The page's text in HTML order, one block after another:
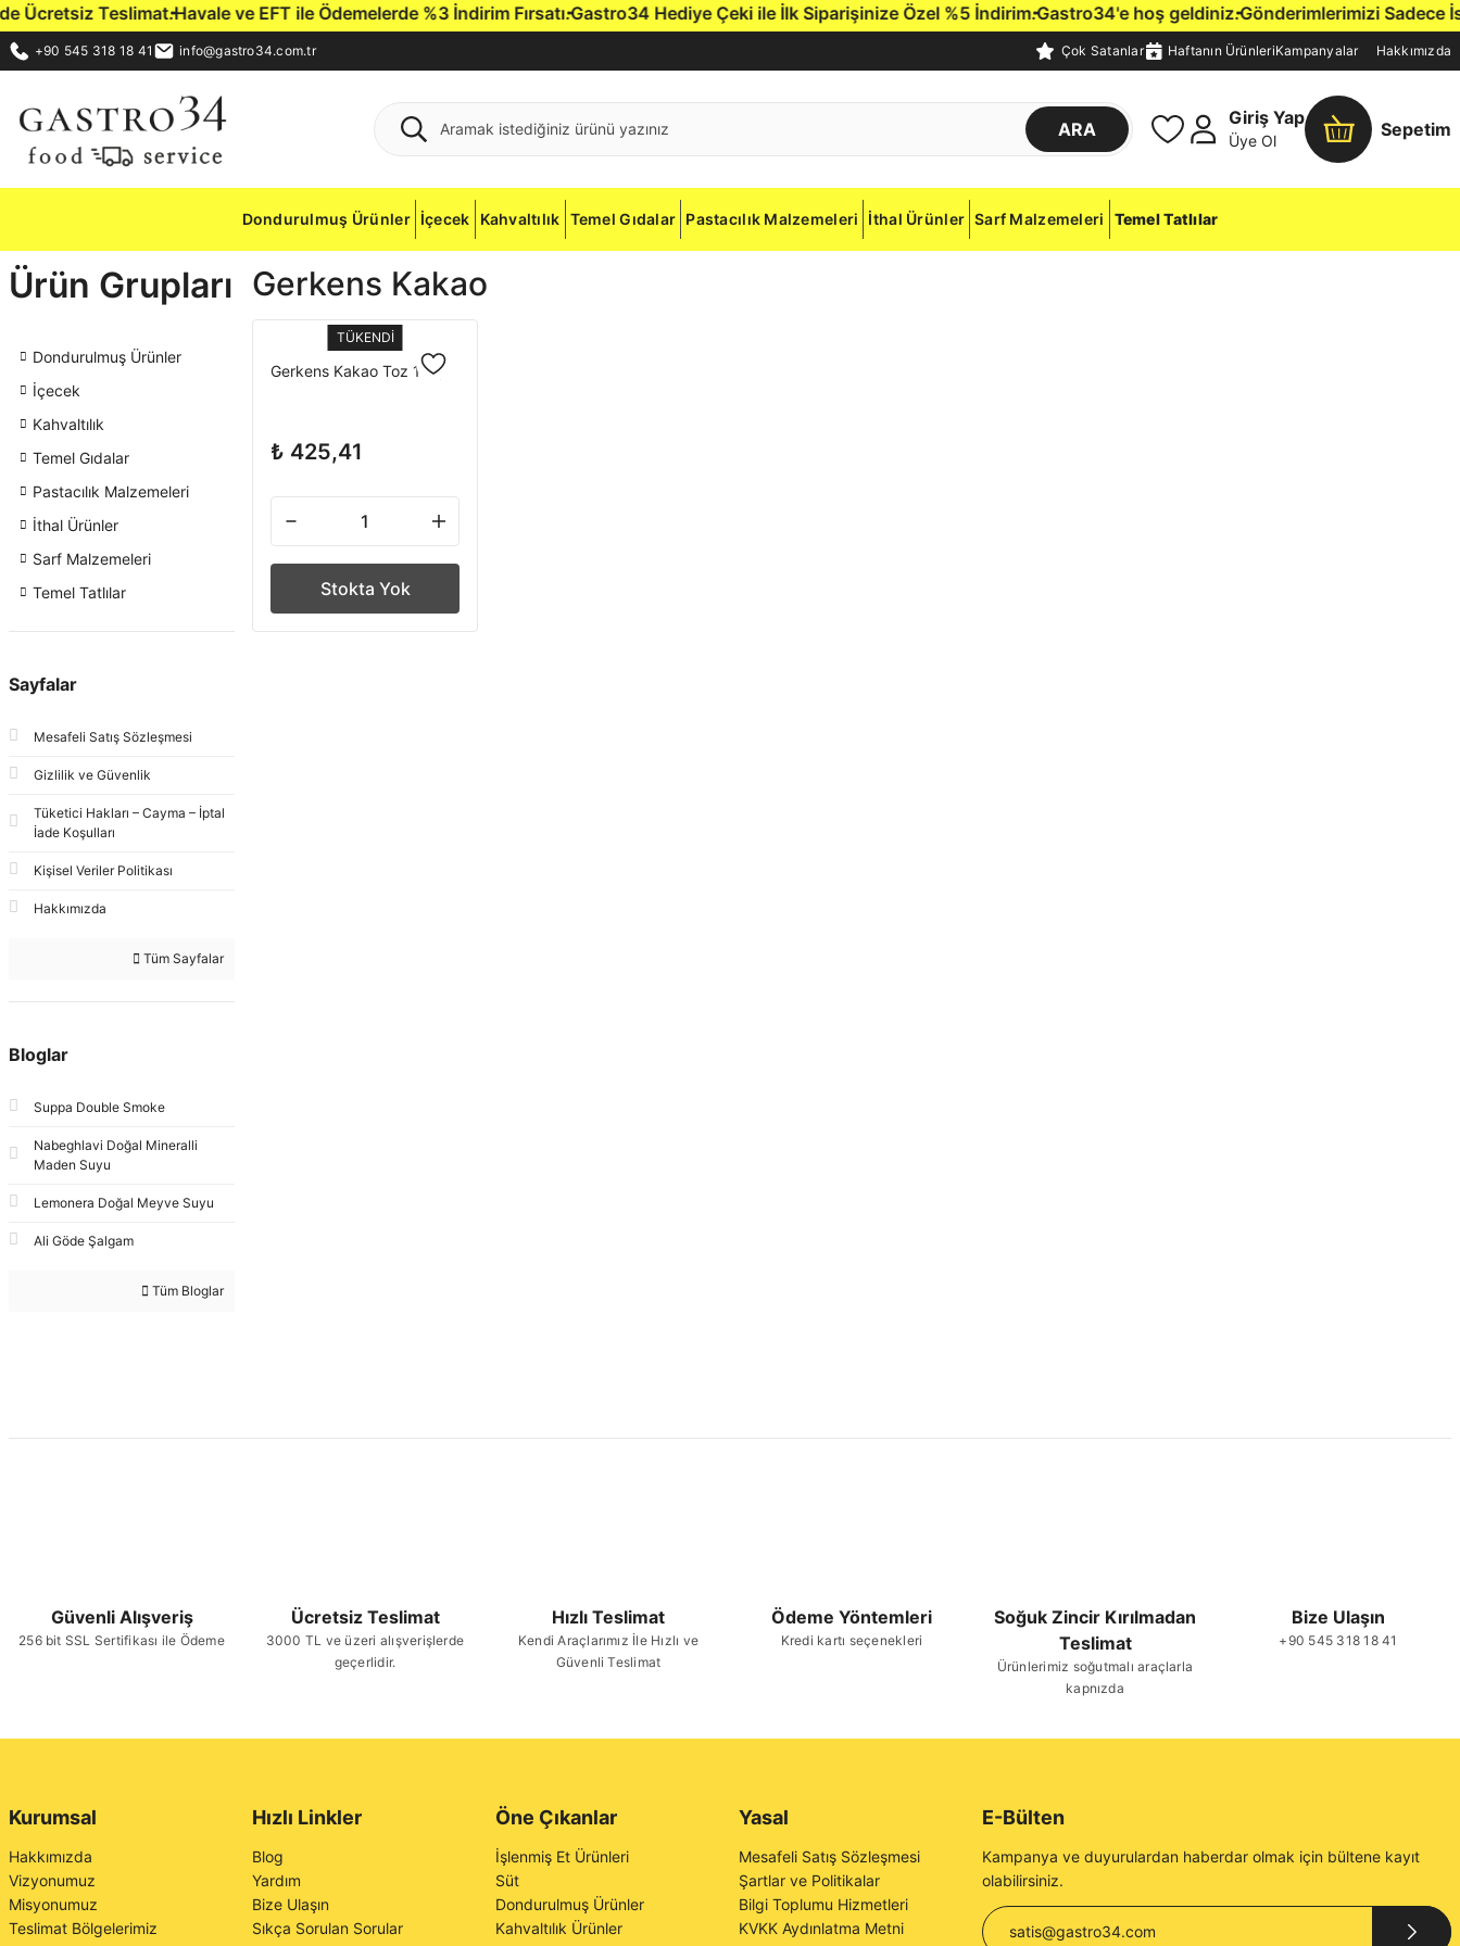
Teslimat.Havale ve EFT ile Ödemelerde %3 İndirim Fırsatı.Gastro34 Hediye Çeki ile İlk Siparişinize Özel %5 İndirim.Gastro34'e hoş geldiniz.Gönderimlerimizi Sadece
+90 545 318 18 41 info@gastro34.com.tr Çok Satanlar Haftanın ÜrünleriKampanyalar Hakkımızda
ARA
Giriş Yap
Üye Ol
Sepetim
Dondurulmuş Ürünler İçecek Kahvaltılık Temel Gıdalar Pastacılık Malzemeleri İthal Ürünler Sarf Malzemeleri Temel Tatlılar
Ürün Grupları
Dondurulmuş Ürünler
İçecek
Kahvaltılık
Temel Gıdalar
Pastacılık Malzemeleri
İthal Ürünler
Sarf Malzemeleri
Temel Tatlılar
Sayfalar
Mesafeli Satış Sözleşmesi
Gizlilik ve Güvenlik
Tüketici Hakları – Cayma – İptal
İade Koşulları
Kişisel Veriler Politikası
Hakkımızda
Tüm Sayfalar
Bloglar
Suppa Double Smoke
Nabeghlavi Doğal Mineralli
Maden Suyu
Lemonera Doğal Meyve Suyu
Ali Göde Şalgam
Tüm Bloglar
Gerkens Kakao
TÜKENDİ
Gerkens Kakao Toz 1 Kg
₺ 425,41
Stokta Yok
Güvenli Alışveriş
256 bit SSL Sertifikası ile Ödeme
Ücretsiz Teslimat
3000 TL ve üzeri alışverişlerde
geçerlidir.
Hızlı Teslimat
Kendi Araçlarımız İle Hızlı ve
Güvenli Teslimat
Ödeme Yöntemleri
Kredi kartı seçenekleri
Soğuk Zincir Kırılmadan
Teslimat
Ürünlerimiz soğutmalı araçlarla
kapnızda
Bize Ulaşın
+90 545 318 18 41
Kurumsal
Hakkımızda
Vizyonumuz
Misyonumuz
Teslimat Bölgelerimiz
Hızlı Linkler
Blog
Yardım
Bize Ulaşın
Sıkça Sorulan Sorular
Öne Çıkanlar
İşlenmiş Et Ürünleri
Süt
Dondurulmuş Ürünler
Kahvaltılık Ürünler
Yasal
Mesafeli Satış Sözleşmesi
Şartlar ve Politikalar
Bilgi Toplumu Hizmetleri
KVKK Aydınlatma Metni
E-Bülten
Kampanya ve duyurulardan haberdar olmak için bültene kayıt
olabilirsiniz.